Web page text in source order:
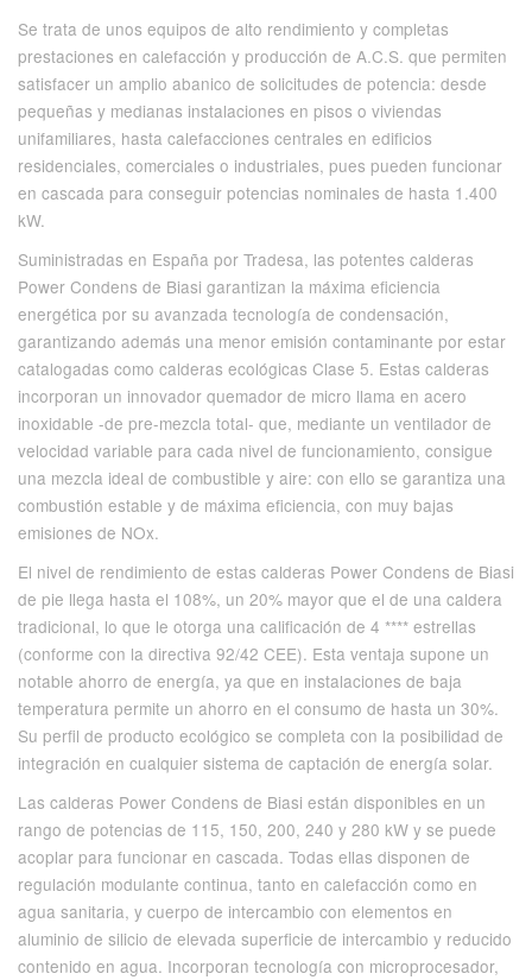
Se trata de unos equipos de alto rendimiento y completas
prestaciones en calefacción y producción de A.C.S. que permiten
satisfacer un amplio abanico de solicitudes de potencia: desde
pequeñas y medianas instalaciones en pisos o viviendas
unifamiliares, hasta calefacciones centrales en edificios
residenciales, comerciales o industriales, pues pueden funcionar
en cascada para conseguir potencias nominales de hasta 1.400
kW.
Suministradas en España por Tradesa, las potentes calderas
Power Condens de Biasi garantizan la máxima eficiencia
energética por su avanzada tecnología de condensación,
garantizando además una menor emisión contaminante por estar
catalogadas como calderas ecológicas Clase 5. Estas calderas
incorporan un innovador quemador de micro llama en acero
inoxidable -de pre-mezcla total- que, mediante un ventilador de
velocidad variable para cada nivel de funcionamiento, consigue
una mezcla ideal de combustible y aire: con ello se garantiza una
combustión estable y de máxima eficiencia, con muy bajas
emisiones de NOx.
El nivel de rendimiento de estas calderas Power Condens de Biasi
de pie llega hasta el 108%, un 20% mayor que el de una caldera
tradicional, lo que le otorga una calificación de 4 **** estrellas
(conforme con la directiva 92/42 CEE). Esta ventaja supone un
notable ahorro de energía, ya que en instalaciones de baja
temperatura permite un ahorro en el consumo de hasta un 30%.
Su perfil de producto ecológico se completa con la posibilidad de
integración en cualquier sistema de captación de energía solar.
Las calderas Power Condens de Biasi están disponibles en un
rango de potencias de 115, 150, 200, 240 y 280 kW y se puede
acoplar para funcionar en cascada. Todas ellas disponen de
regulación modulante continua, tanto en calefacción como en
agua sanitaria, y cuerpo de intercambio con elementos en
aluminio de silicio de elevada superficie de intercambio y reducido
contenido en agua. Incorporan tecnología con microprocesador,